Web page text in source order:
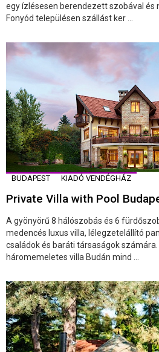
egy ízlésesen berendezett szobával és
Fonyód településen szállást ker ...
BUDAPEST KIADÓ VENDÉGHÁZ
Private Villa with Pool
A gyönyörű 8 hálószobás és 6
medencés luxus villa, lélegzetelállító
családok és baráti társaságok
háromemeletes villa Budán mind ...